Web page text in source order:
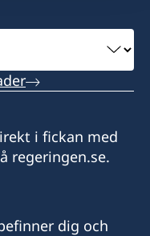
i fickan med
regeringen.se.
dig och